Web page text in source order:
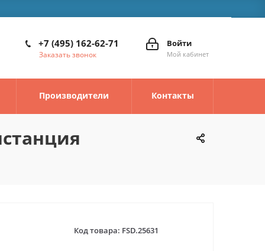
Войти
Мой кабинет
+7 (495) 162-62-71
Заказать звонок
Производители Контакты
Код товара: FSD.25631